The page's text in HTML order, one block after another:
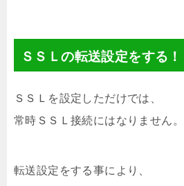
ＳＳＬの転送設定をする！
ＳＳＬを設定しただけでは、
常時ＳＳＬ接続にはなりません。
転送設定をする事により、